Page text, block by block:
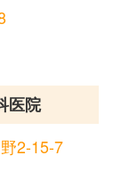
医院
2-15-7